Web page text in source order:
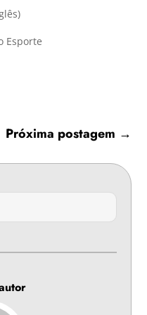
Esporte
Próxima postagem →